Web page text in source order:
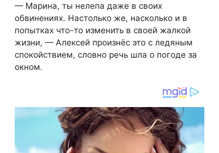
— Марина, ты нелепа даже в своих
обвинениях. Настолько же, насколько и в
попытках что-то изменить в своей жалкой
жизни, — Алексей произнёс это с ледяным
спокойствием, словно речь шла о погоде за
окном.